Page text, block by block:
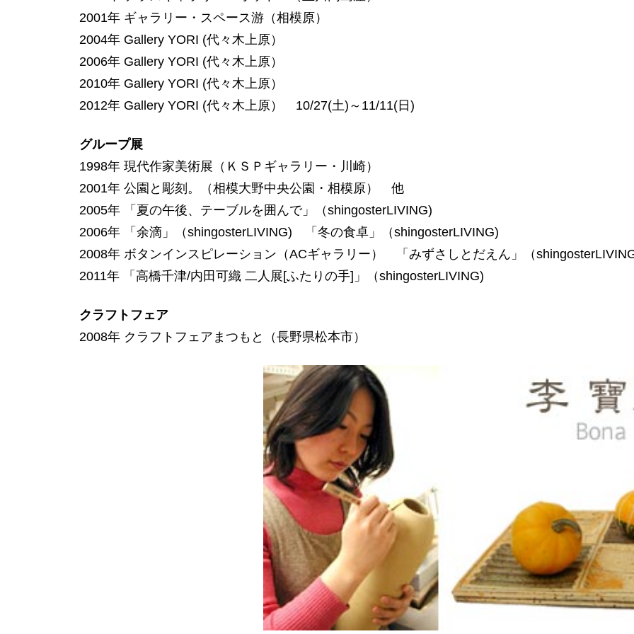
2001年 ギャラリー・スペース游（相模原）
2004年 Gallery YORI (代々木上原）
2006年 Gallery YORI (代々木上原）
2010年 Gallery YORI (代々木上原）
2012年 Gallery YORI (代々木上原） 10/27(土)～11/11(日)
グループ展
1998年 現代作家美術展（ＫＳＰギャラリー・川崎）
2001年 公園と彫刻。（相模大野中央公園・相模原） 他
2005年 「夏の午後、テーブルを囲んで」（shingosterLIVING)
2006年 「余滴」（shingosterLIVING) 「冬の食卓」（shingosterLIVING)
2008年 ボタンインスピレーション（ACギャラリー） 「みずさしとだえん」（
2011年 「高橋千津/内田可織 二人展[ふたりの手]」（shingosterLIVING)
クラフトフェア
2008年 クラフトフェアまつもと（長野県松本市）